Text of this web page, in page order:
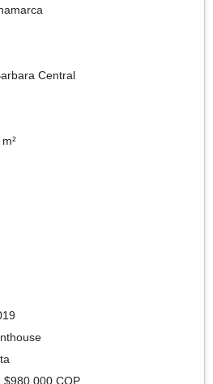
Central
$980.000 COP